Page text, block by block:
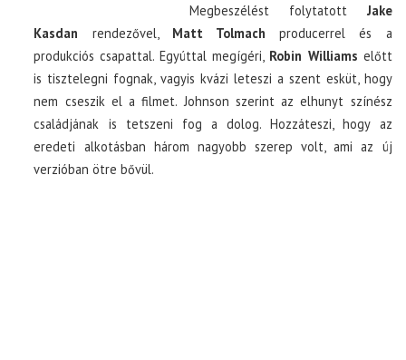
PÓLÓ RENDELÉS
Megbeszélést folytatottJake
Kasdan rendezővel, Matt Tolmach producerrel és a
produkciós csapattal. Egyúttal megígéri, Robin Williams előtt
is tisztelegni fognak, vagyis kvázi leteszi a szent esküt, hogy
nem cseszik el a filmet. Johnson szerint az elhunyt színész
családjának is tetszeni fog a dolog. Hozzáteszi, hogy az
eredeti alkotásban három nagyobb szerep volt, ami az új
verzióban ötre bővül.